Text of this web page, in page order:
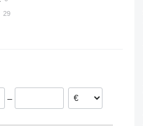
Estonia
Chequia
–